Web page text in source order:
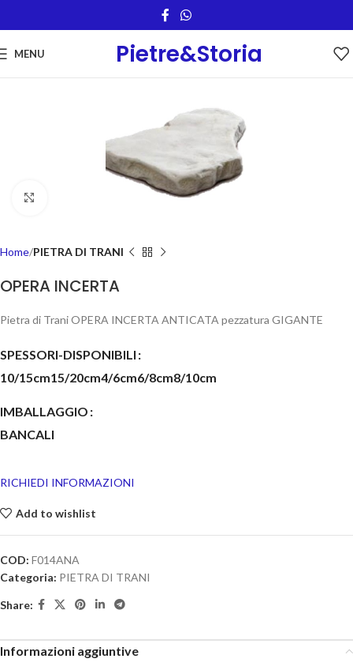
MENU Pietre&Storia
Home PIETRA DI TRANI
OPERA INCERTA
Pietra di Trani OPERA INCERTA ANTICATA pezzatura GIGANTE
SPESSORI-DISPONIBILI
10/15cm15/20cm4/6cm6/8cm8/10cm
IMBALLAGGIO
BANCALI
RICHIEDI INFORMAZIONI
Add to wishlist
COD: F014ANA
Categoria: PIETRA DI TRANI
Share:
Informazioni aggiuntive